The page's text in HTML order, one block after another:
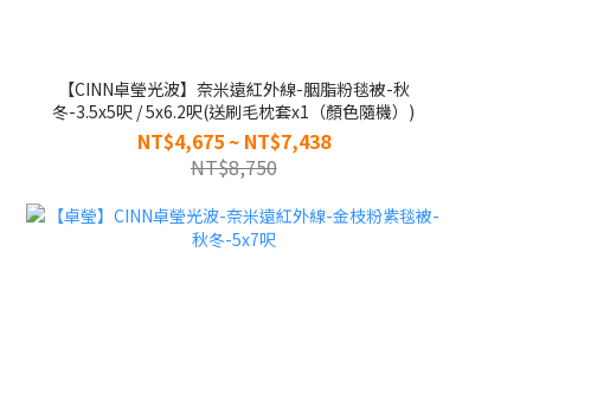
【CINN卓瑩光波】奈米遠紅外線-胭脂粉毯被-秋
冬-3.5x5呎 / 5x6.2呎(送刷毛枕套x1（顏色隨機）)
NT$4,675 ~ NT$7,438
NT$8,750